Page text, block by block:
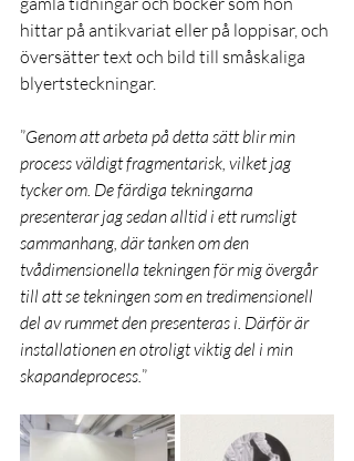
hittar på antikvariat eller på loppisar, och
översätter text och bild till småskaliga
blyertsteckningar.
”Genom att arbeta på detta sätt blir min
process väldigt fragmentarisk, vilket jag
tycker om. De färdiga tekningarna
presenterar jag sedan alltid i ett rumsligt
sammanhang, där tanken om den
tvådimensionella tekningen för mig övergår
till att se tekningen som en tredimensionell
del av rummet den presenteras i. Därför är
installationen en otroligt viktig del i min
skapandeprocess.”